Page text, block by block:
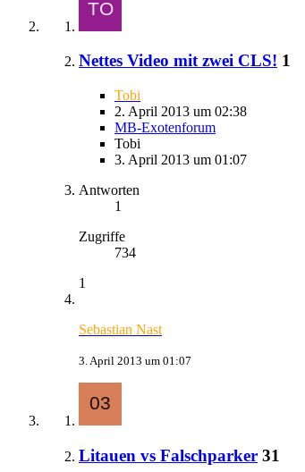
Nettes Video mit zwei CLS! 1
Tobi
2. April 2013 um 02:38
MB-Exotenforum
Tobi
3. April 2013 um 01:07
Antworten
1
Zugriffe
734
1
Sebastian Nast
3. April 2013 um 01:07
Litauen vs Falschparker 31